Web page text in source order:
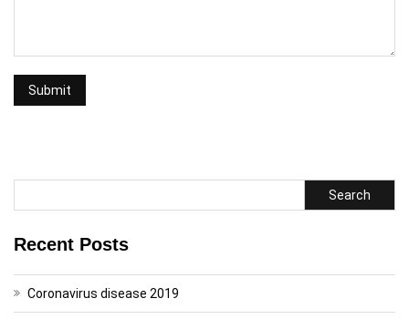
Search
Recent Posts
Coronavirus disease 2019